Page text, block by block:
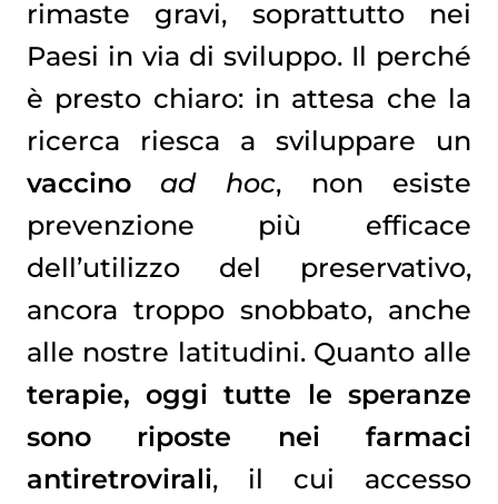
rimaste gravi, soprattutto nei
Paesi in via di sviluppo. Il perché
è presto chiaro: in attesa che la
ricerca riesca a sviluppare un
vaccino
ad hoc, non esiste
prevenzione più efficace
dell’utilizzo del preservativo,
ancora troppo snobbato, anche
alle nostre latitudini. Quanto alle
terapie, oggi tutte le speranze
sono riposte nei farmaci
antiretrovirali, il cui accesso